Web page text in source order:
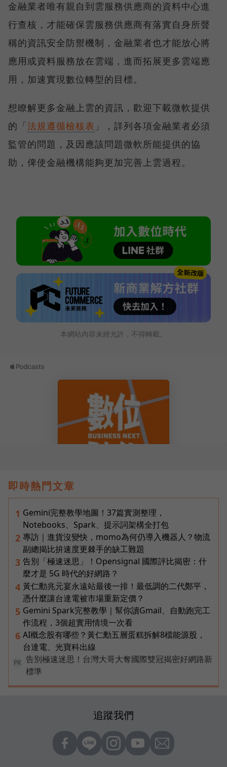
金融業者唯有親自到雲服務供應商的資料中心進
行查核，才能確保雲服務供應商有落實自身所聲
稱的資訊安全防禦機制，金融業者也才能放心將
應用或資料服務放在雲端，進而拓展更多雲端應
用，加速實現數位轉型的目標。
想瞭解更多金融上雲的資訊，歡迎下載微軟提供
的「法規遵循檢核表 」，詳列各項金融業者必須
監管的問題，及因應該問題微軟所能提供的協
助，俾使金融機構能夠更加完善上雲過程。
本網站內容未經允許，不得轉載。
即時熱門文章
1 Gemini完整教學地圖！37篇實測整理，
Notebooks、Spark、提示詞架構全打包
2 專訪｜進貨沒變快，momo為何仍導入機器人？物流
副總揭比拚速度更棘手的缺工難題
3 告別「極速迷思」！Opensignal 國際評比揭密：什
麼才是 5G 時代的好網路？
4 黃仁勳兆元宴永遠站最後一排！最低調的二代鄭平，
憑什麼讓台達電被市場重新定價？
5 Gemini Spark完整教學｜幫你讀Gmail、自動跑完工
作流程，3個超實用情境一次看
6 AI概念股有哪些？黃仁勳五層蛋糕拆解8檔能源股，
台達電、光寶科出線
PR
告別極速迷思！台灣大哥大奪國際雙冠揭密好網路新
標準
追蹤我們